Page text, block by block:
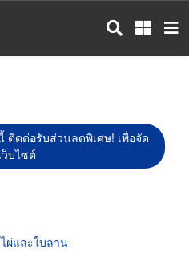
ติดต่อรับส่วนลดพิเศษ! เพื่อจัด
ว็บไซต์
ผ่และใบลาน